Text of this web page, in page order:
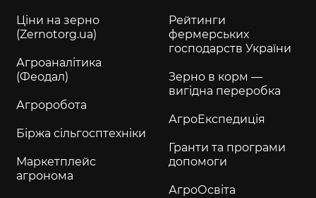
Ціни на зерно
(Zernotorg.ua)
Агроаналітика
(Феодал)
Агроробота
Біржа сільгосптехніки
Маркетплейс
агронома
Рейтинги
фермерських
господарств України
Зерно в корм —
вигідна переробка
АгроЕкспедиція
Гранти та програми
допомоги
АгроОсвіта